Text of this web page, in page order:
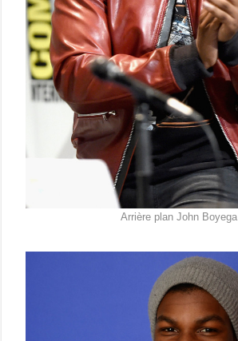
Arrière plan John Boyega